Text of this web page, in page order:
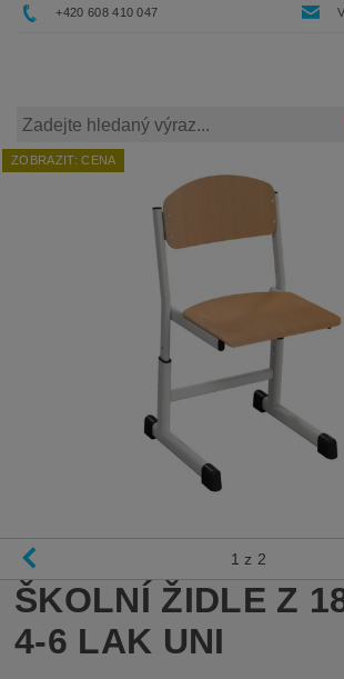
+420 608 410 047
ZOBRAZIT: CENA
1 z 2
ŠKOLNÍ ŽIDLE Z
4-6 LAK UNI